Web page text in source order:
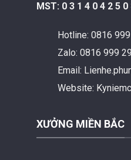
MST: 0 3 1 4 0 4 2 5 0
Hotline: 0816
Zalo: 0816 999
Email:
Website:
XƯỞNG MIỀN BẮC